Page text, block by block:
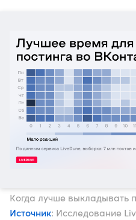
Когда лучше выкладывать
Источник: Исследование